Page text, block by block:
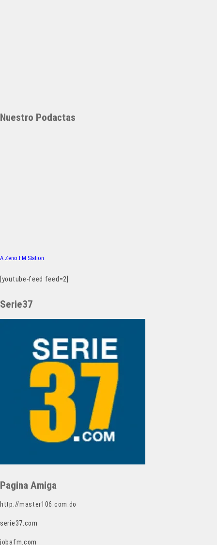
Nuestro Podactas
A Zeno.FM Station
[youtube-feed feed=2]
Serie37
Pagina Amiga
http://master106.com.do
serie37.com
jobafm.com